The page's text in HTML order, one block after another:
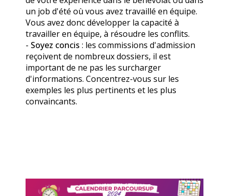
un job d'été où vous avez travaillé en équipe.
Vous avez donc développer la capacité à
travailler en équipe, à résoudre les conflits.
- Soyez concis : les commissions d'admission
reçoivent de nombreux dossiers, il est
important de ne pas les surcharger
d'informations. Concentrez-vous sur les
exemples les plus pertinents et les plus
convaincants.